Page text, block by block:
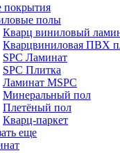
покрытия
полы
Кварц виниловый
Кварцвиниловая ПВХ
SPC Ламинат
SPC Плитка
Ламинат MSPC
Минеральный пол
Плетёный пол
Кварц-паркет
еще